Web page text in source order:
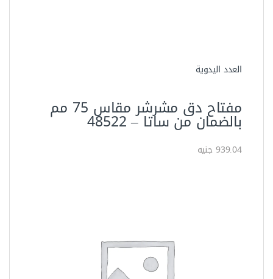
العدد اليدوية
مفتاح دق مشرشر مقاس 75 مم
بالضمان من ساتا – ‏48522‏
939.04 جنيه